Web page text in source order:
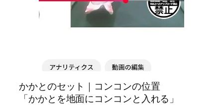
かかとのセット｜コンコンの位置
「かかとを地面にコンコンと入れる」